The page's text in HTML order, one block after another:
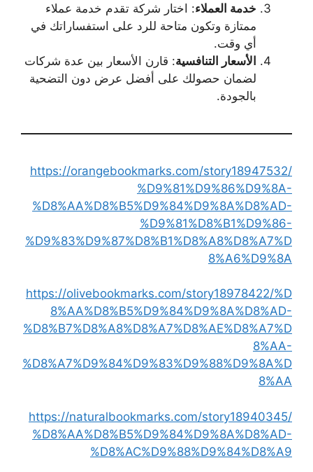
خدمة العملاء: اختار شركة تقدم خدمة عملاء
ممتازة وتكون متاحة للرد على استفساراتك في
أي وقت.
الأسعار التنافسية: قارن الأسعار بين عدة شركات
لضمان حصولك على أفضل عرض دون التضحية
بالجودة.
https://orangebookmarks.com/story18947532/
%D9%81%D9%86%D9%8A-
%D8%AA%D8%B5%D9%84%D9%8A%D8%AD-
%D9%81%D8%B1%D9%86-
%D9%83%D9%87%D8%B1%D8%A8%D8%A7%D
8%A6%D9%8A
https://olivebookmarks.com/story18978422/%D
8%AA%D8%B5%D9%84%D9%8A%D8%AD-
%D8%B7%D8%A8%D8%A7%D8%AE%D8%A7%D
8%AA-
%D8%A7%D9%84%D9%83%D9%88%D9%8A%D
8%AA
https://naturalbookmarks.com/story18940345/
%D8%AA%D8%B5%D9%84%D9%8A%D8%AD-
%D8%AC%D9%88%D9%84%D8%A9